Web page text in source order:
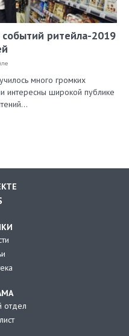
ритейла-2019
много громких
интересны широкой публике
отдел